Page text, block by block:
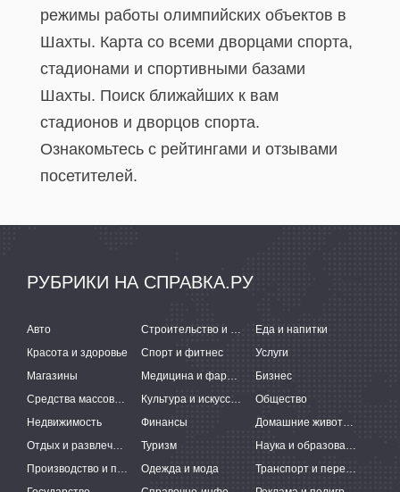
режимы работы олимпийских объектов в
Шахты. Карта со всеми дворцами спорта,
стадионами и спортивными базами
Шахты. Поиск ближайших к вам
стадионов и дворцов спорта.
Ознакомьтесь с рейтингами и отзывами
посетителей.
РУБРИКИ НА СПРАВКА.РУ
Авто Строительство и ремонт
Еда и напитки
Красота и здоровье
Спорт и фитнес
Услуги
Магазины
Медицина и фармацевтика
Бизнес
Средства массовой информации
Культура и искусство
Общество
Недвижимость
Финансы
Домашние животные
Отдых и развлечения
Туризм
Наука и образование
Производство и поставки
Одежда и мода
Транспорт и перевозки